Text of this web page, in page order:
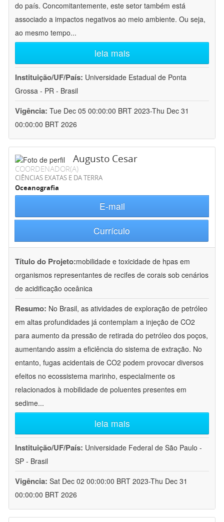
do país. Concomitantemente, este setor também está
associado a impactos negativos ao meio ambiente. Ou seja,
ao mesmo tempo...
leia mais
Instituição/UF/País: Universidade Estadual de Ponta
Grossa - PR - Brasil
Vigência: Tue Dec 05 00:00:00 BRT 2023-Thu Dec 31
00:00:00 BRT 2026
Augusto Cesar
COORDENADOR(A)
CIÊNCIAS EXATAS E DA TERRA
Oceanografia
E-mail
Currículo
Título do Projeto:mobilidade e toxicidade de hpas em
organismos representantes de recifes de corais sob cenários
de acidificação oceânica
Resumo: No Brasil, as atividades de exploração de petróleo
em altas profundidades já contemplam a injeção de CO2
para aumento da pressão de retirada do petróleo dos poços,
aumentando assim a eficiência do sistema de extração. No
entanto, fugas acidentais de CO2 podem provocar diversos
efeitos no ecossistema marinho, especialmente os
relacionados à mobilidade de poluentes presentes em
sedime...
leia mais
Instituição/UF/País: Universidade Federal de São Paulo -
SP - Brasil
Vigência: Sat Dec 02 00:00:00 BRT 2023-Thu Dec 31
00:00:00 BRT 2026